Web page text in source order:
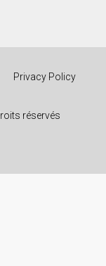
Privacy Policy
réservés